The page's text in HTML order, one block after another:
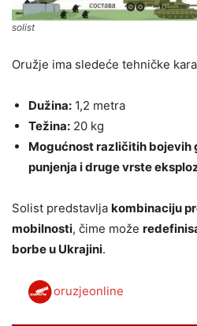
solist
Oružje ima sledeće tehničke
Dužina: 1,2 metra
Težina: 20 kg
Mogućnost različitih bojevih
punjenja i druge vrste
Solist predstavlja kombinaciju
mobilnosti, čime može
borbe u Ukrajini.
oruzjeonline